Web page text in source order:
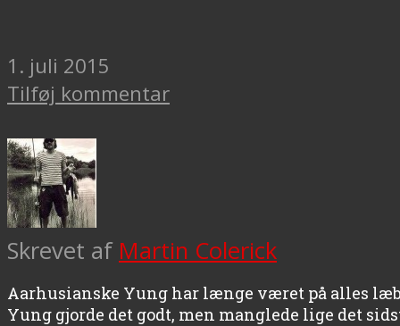
1. juli 2015
Tilføj kommentar
Skrevet af Martin Colerick
Aarhusianske Yung har længe været på alles
Yung gjorde det godt, men manglede lige det